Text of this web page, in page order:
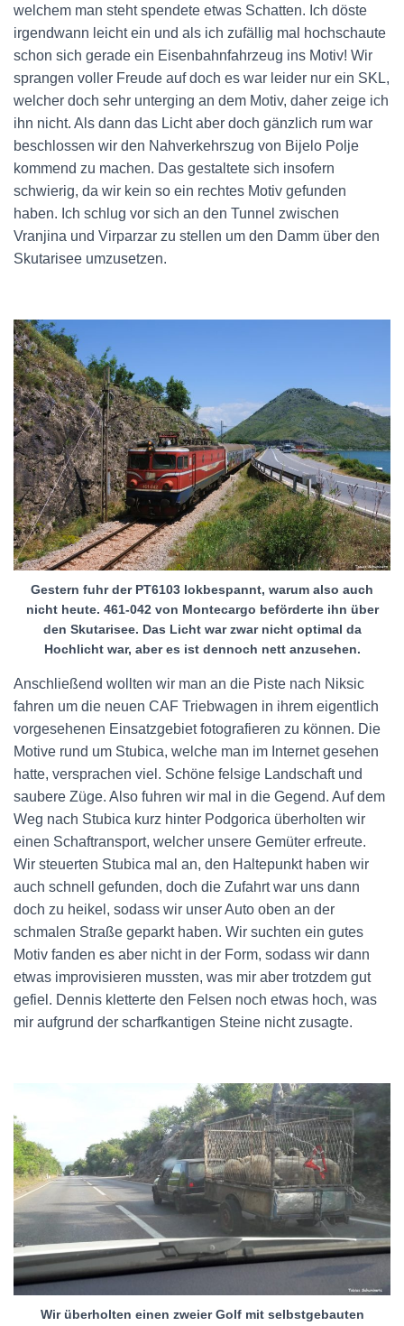
welchem man steht spendete etwas Schatten. Ich döste
irgendwann leicht ein und als ich zufällig mal hochschaute
schon sich gerade ein Eisenbahnfahrzeug ins Motiv! Wir
sprangen voller Freude auf doch es war leider nur ein SKL,
welcher doch sehr unterging an dem Motiv, daher zeige ich
ihn nicht. Als dann das Licht aber doch gänzlich rum war
beschlossen wir den Nahverkehrszug von Bijelo Polje
kommend zu machen. Das gestaltete sich insofern
schwierig, da wir kein so ein rechtes Motiv gefunden
haben. Ich schlug vor sich an den Tunnel zwischen
Vranjina und Virparzar zu stellen um den Damm über den
Skutarisee umzusetzen.
Gestern fuhr der PT6103 lokbespannt, warum also auch
nicht heute. 461-042 von Montecargo beförderte ihn über
den Skutarisee. Das Licht war zwar nicht optimal da
Hochlicht war, aber es ist dennoch nett anzusehen.
Anschließend wollten wir man an die Piste nach Niksic
fahren um die neuen CAF Triebwagen in ihrem eigentlich
vorgesehenen Einsatzgebiet fotografieren zu können. Die
Motive rund um Stubica, welche man im Internet gesehen
hatte, versprachen viel. Schöne felsige Landschaft und
saubere Züge. Also fuhren wir mal in die Gegend. Auf dem
Weg nach Stubica kurz hinter Podgorica überholten wir
einen Schaftransport, welcher unsere Gemüter erfreute.
Wir steuerten Stubica mal an, den Haltepunkt haben wir
auch schnell gefunden, doch die Zufahrt war uns dann
doch zu heikel, sodass wir unser Auto oben an der
schmalen Straße geparkt haben. Wir suchten ein gutes
Motiv fanden es aber nicht in der Form, sodass wir dann
etwas improvisieren mussten, was mir aber trotzdem gut
gefiel. Dennis kletterte den Felsen noch etwas hoch, was
mir aufgrund der scharfkantigen Steine nicht zusagte.
Wir überholten einen zweier Golf mit selbstgebauten